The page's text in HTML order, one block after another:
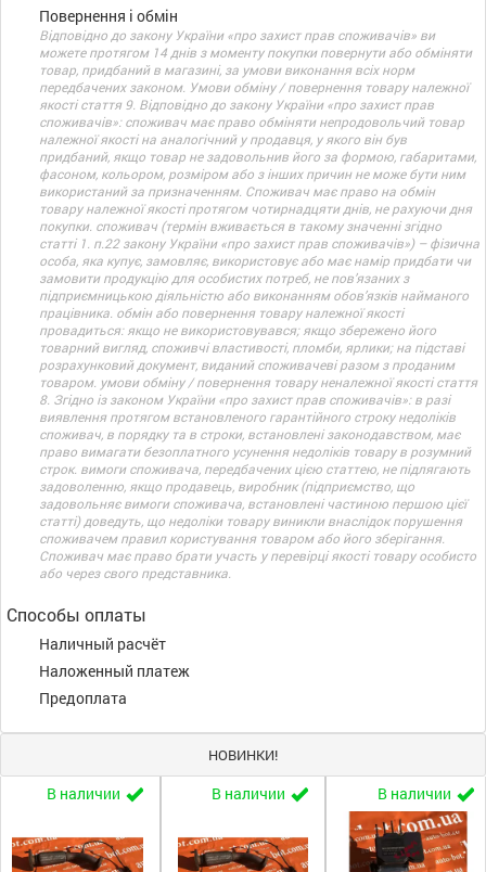
Повернення і обмін
Відповідно до закону України «про захист прав споживачів» ви
можете протягом 14 днів з моменту покупки повернути або обміняти
товар, придбаний в магазині, за умови виконання всіх норм
передбачених законом. Умови обміну / повернення товару належної
якості стаття 9. Відповідно до закону України «про захист прав
споживачів»: споживач має право обміняти непродовольчий товар
належної якості на аналогічний у продавця, у якого він був
придбаний, якщо товар не задовольнив його за формою, габаритами,
фасоном, кольором, розміром або з інших причин не може бути ним
використаний за призначенням. Споживач має право на обмін
товару належної якості протягом чотирнадцяти днів, не рахуючи дня
покупки. споживач (термін вживається в такому значенні згідно
статті 1. п.22 закону України «про захист прав споживачів») – фізична
особа, яка купує, замовляє, використовує або має намір придбати чи
замовити продукцію для особистих потреб, не пов’язаних з
підприємницькою діяльністю або виконанням обов’язків найманого
працівника. обмін або повернення товару належної якості
провадиться: якщо не використовувався; якщо збережено його
товарний вигляд, споживчі властивості, пломби, ярлики; на підставі
розрахунковий документ, виданий споживачеві разом з проданим
товаром. умови обміну / повернення товару неналежної якості стаття
8. Згідно із законом України «про захист прав споживачів»: в разі
виявлення протягом встановленого гарантійного строку недоліків
споживач, в порядку та в строки, встановлені законодавством, має
право вимагати безоплатного усунення недоліків товару в розумний
строк. вимоги споживача, передбачених цією статтею, не підлягають
задоволенню, якщо продавець, виробник (підприємство, що
задовольняє вимоги споживача, встановлені частиною першою цієї
статті) доведуть, що недоліки товару виникли внаслідок порушення
споживачем правил користування товаром або його зберігання.
Споживач має право брати участь у перевірці якості товару особисто
або через свого представника.
Способы оплаты
Наличный расчёт
Наложенный платеж
Предоплата
НОВИНКИ!
В наличии В наличии В наличии